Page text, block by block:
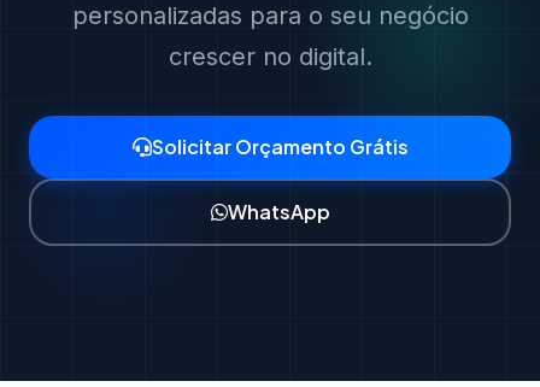
personalizadas para o seu negócio
crescer no digital.
Solicitar Orçamento Grátis
WhatsApp